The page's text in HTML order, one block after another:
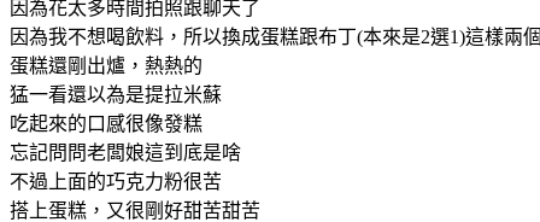
因為花太多時間拍照跟聊天了
因為我不想喝飲料，所以換成蛋糕跟布丁(本來是2選1)這樣兩
蛋糕還剛出爐，熱熱的
猛一看還以為是提拉米蘇
吃起來的口感很像發糕
忘記問問老闆娘這到底是啥
不過上面的巧克力粉很苦
搭上蛋糕，又很剛好甜苦甜苦